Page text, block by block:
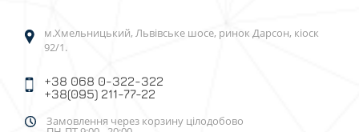
м.Хмельницький, Львівське шосе, ринок Дарсон, кіоск
92/1.
+38 068 0-322-322
+38(095) 211-77-22
Замовлення через корзину цілодобово